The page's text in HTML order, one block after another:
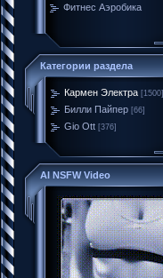
Фитнес Аэробика
Категории раздела
Кармен Электра [1500]
Билли Пайпер [66]
Gio Ott [376]
AI NSFW Video